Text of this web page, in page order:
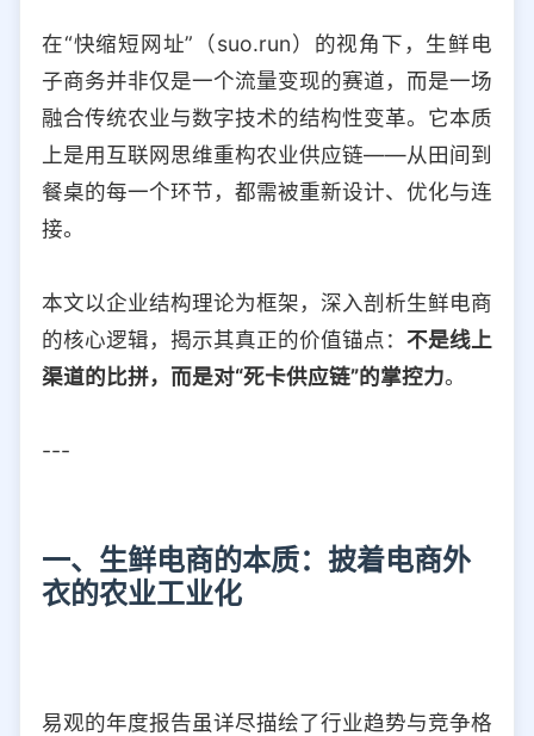
iOS Android PC 其他
选择允许访问的平台类型
在“快缩短网址”（suo.run）的视角下，生鲜电
子商务并非仅是一个流量变现的赛道，而是一场
融合传统农业与数字技术的结构性变革。它本质
上是用互联网思维重构农业供应链——从田间到
餐桌的每一个环节，都需被重新设计、优化与连
接。
本文以企业结构理论为框架，深入剖析生鲜电商
的核心逻辑，揭示其真正的价值锚点： 不是线上
渠道的比拼，而是对“死卡供应链”的掌控力。
---
一、生鲜电商的本质：披着电商外
衣的农业工业化
易观的年度报告虽详尽描绘了行业趋势与竞争格